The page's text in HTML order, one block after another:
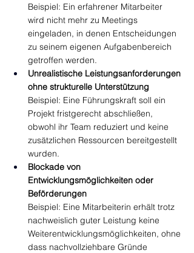
Beispiel: Ein erfahrener Mitarbeiter
wird nicht mehr zu Meetings
eingeladen, in denen Entscheidungen
zu seinem eigenen Aufgabenbereich
getroffen werden.
Unrealistische Leistungsanforderungen
ohne strukturelle Unterstützung
Beispiel: Eine Führungskraft soll ein
Projekt fristgerecht abschließen,
obwohl ihr Team reduziert und keine
zusätzlichen Ressourcen bereitgestellt
wurden.
Blockade von
Entwicklungsmöglichkeiten oder
Beförderungen
Beispiel: Eine Mitarbeiterin erhält trotz
nachweislich guter Leistung keine
Weiterentwicklungsmöglichkeiten, ohne
dass nachvollziehbare Gründe